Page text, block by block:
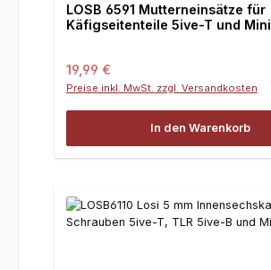
LOSB 6591 Mutterneinsätze für
Käfigseitenteile 5ive-T und Mini
Regulärer Preis:
19,99 €
Preise inkl. MwSt. zzgl. Versandkosten
In den Warenkorb